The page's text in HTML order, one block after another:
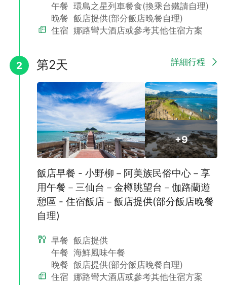
午餐 環島之星列車餐食(換乘台鐵請自理)
晚餐 飯店提供(部分飯店晚餐自理)
住宿 娜路彎大酒店或參考其他住宿方案
2 第2天 詳細行程
+9
飯店早餐 - 小野柳－阿美族民俗中心－享
用午餐－三仙台－金樽眺望台－伽路蘭遊
憩區 - 住宿飯店－飯店提供(部分飯店晚餐
自理)
早餐 飯店提供
午餐 海鮮風味午餐
晚餐 飯店提供(部分飯店晚餐自理)
住宿 娜路彎大酒店或參考其他住宿方案